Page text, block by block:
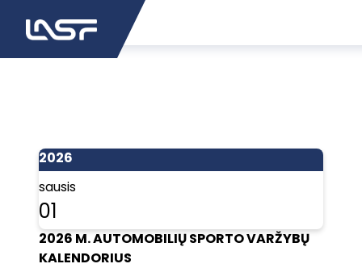
2026
sausis
01
2026 M. AUTOMOBILIŲ SPORTO VARŽYBŲ
KALENDORIUS